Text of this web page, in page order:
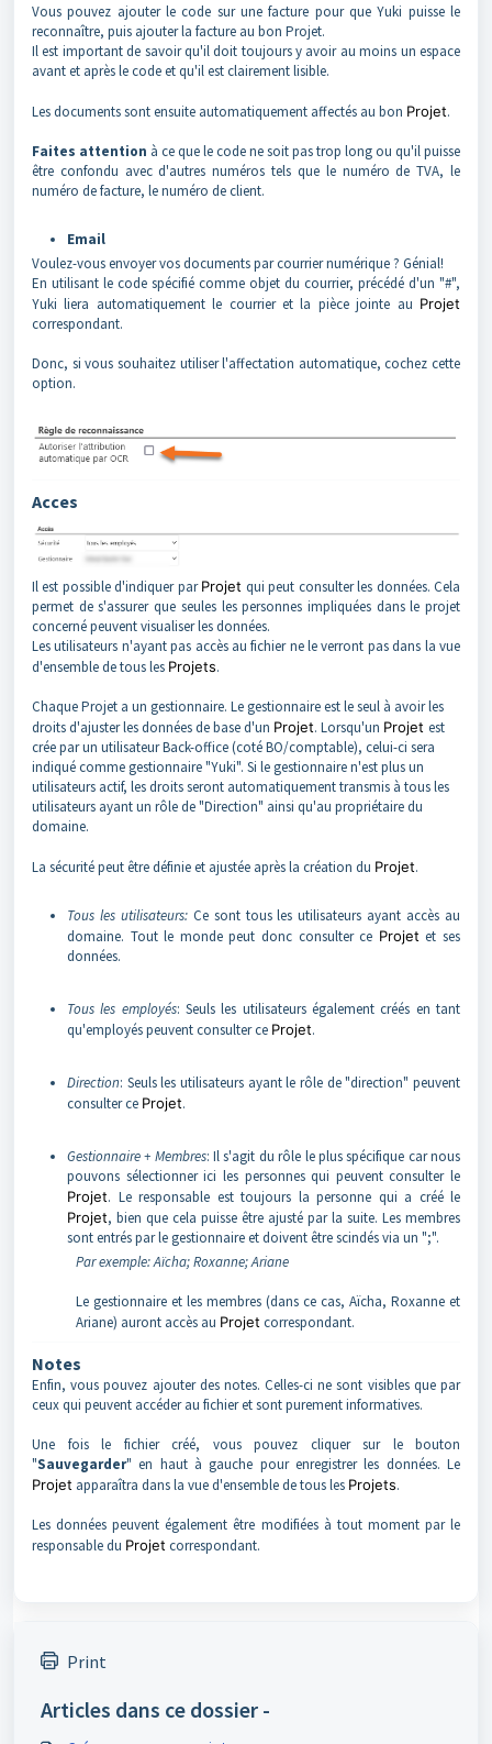
Vous pouvez ajouter le code sur une facture pour que Yuki puisse le
reconnaître, puis ajouter la facture au bon Projet.
Il est important de savoir qu'il doit toujours y avoir au moins un espace
avant et après le code et qu'il est clairement lisible.
Les documents sont ensuite automatiquement affectés au bon Projet.
Faites attention à ce que le code ne soit pas trop long ou qu'il puisse
être confondu avec d'autres numéros tels que le numéro de TVA, le
numéro de facture, le numéro de client.
Email
Voulez-vous envoyer vos documents par courrier numérique ? Génial!
En utilisant le code spécifié comme objet du courrier, précédé d'un "#",
Yuki liera automatiquement le courrier et la pièce jointe au Projet
correspondant.
Donc, si vous souhaitez utiliser l'affectation automatique, cochez cette
option.
Acces
Il est possible d'indiquer parProjet qui peut consulter les données. Cela
permet de s'assurer que seules les personnes impliquées dans le projet
concerné peuvent visualiser les données.
Les utilisateurs n'ayant pas accès au fichier ne le verront pas dans la vue
d'ensemble de tous les Projets.
Chaque Projet a un gestionnaire. Le gestionnaire est le seul à avoir les
droits d'ajuster les données de base d'un Projet. Lorsqu'un Projet est
crée par un utilisateur Back-office (coté BO/comptable), celui-ci sera
indiqué comme gestionnaire "Yuki". Si le gestionnaire n'est plus un
utilisateurs actif, les droits seront automatiquement transmis à tous les
utilisateurs ayant un rôle de "Direction" ainsi qu'au propriétaire du
domaine.
La sécurité peut être définie et ajustée après la création du Projet.
Tous les utilisateurs:Ce sont tous les utilisateurs ayant accès au
domaine. Tout le monde peut donc consulter ce Projetet ses
données.
Tous les employés: Seuls les utilisateurs également créés en tant
qu'employés peuvent consulter ce Projet.
Direction: Seuls les utilisateurs ayant le rôle de "direction" peuvent
consulter ce Projet.
Gestionnaire + Membres: Il s'agit du rôle le plus spécifique car nous
pouvons sélectionner ici les personnes qui peuvent consulter le
Projet. Le responsable est toujours la personne qui a créé le
Projet, bien que cela puisse être ajusté par la suite. Les membres
sont entrés par le gestionnaire et doivent être scindés via un ";".
Par exemple: Aïcha; Roxanne; Ariane
Le gestionnaire et les membres (dans ce cas, Aïcha, Roxanne et
Ariane) auront accès au Projetcorrespondant.
Notes
Enfin, vous pouvez ajouter des notes. Celles-ci ne sont visibles que par
ceux qui peuvent accéder au fichier et sont purement informatives.
Une fois le fichier créé, vous pouvez cliquer sur le bouton
"Sauvegarder" en haut à gauche pour enregistrer les données. Le
Projet apparaîtra dans la vue d'ensemble de tous les Projets.
Les données peuvent également être modifiées à tout moment par le
responsable du Projetcorrespondant.
Print
Articles dans ce dossier -